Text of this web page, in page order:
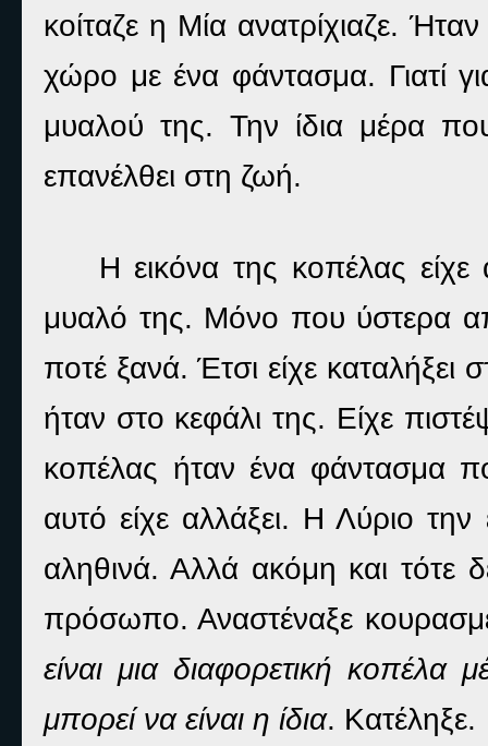
κοίταζε η Μία ανατρίχιαζε. Ήταν
χώρο με ένα φάντασμα. Γιατί
μυαλού της. Την ίδια μέρα που
επανέλθει στη ζωή.
Η εικόνα της κοπέλας είχε
μυαλό της. Μόνο που ύστερα
ποτέ ξανά. Έτσι είχε
ήταν στο κεφάλι της. Είχε
κοπέλας ήταν ένα φάντασμα
αυτό είχε αλλάξει. Η Λύριο
αληθινά. Αλλά ακόμη και τότε
πρόσωπο. Αναστέναξε
είναι μια διαφορετική
μπορεί να είναι η ίδια. Κατέληξε.